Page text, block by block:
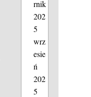
rnik
202
5
wrz
esie
ń
202
5